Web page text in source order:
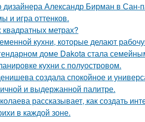
дизайнера Александр Бирман в Сан-
и игра оттенков.
метрах?
кухни, которые делают
доме Dakota стала
кухни с полуостровом.
создала спокойное и
и выдержанной палитре.
рассказывает, как создать
в каждой зоне.